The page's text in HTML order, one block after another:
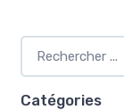
Catégories